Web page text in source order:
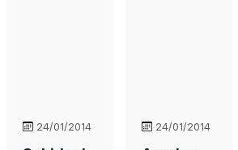
24/01/2014 24/01/2014